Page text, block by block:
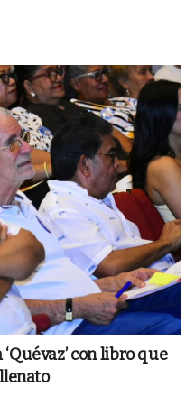
con libro que